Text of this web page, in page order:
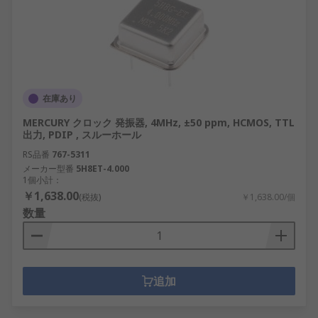
在庫あり
MERCURY クロック 発振器, 4MHz, ±50 ppm, HCMOS, TTL
出力, PDIP , スルーホール
RS品番 767-5311
メーカー型番 5H8ET-4.000
1個小計：
￥1,638.00(税抜) ￥1,638.00/個
数量
追加